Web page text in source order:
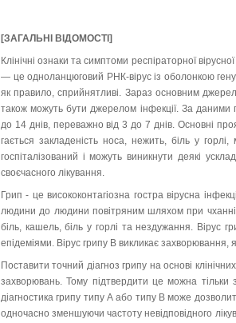
[ЗАГАЛЬНІ ВІДОМОСТІ]
Клінічні ознаки та симптоми респіраторної
— це одноланцюговий РНК-вірус із оболонкою ге­ну
як правило, сприйнятливі. Зараз основ­ним
також можуть бути дже­релом інфекції. За даними
до 14 днів, пе­ре­важно від 3 до 7 днів. Основні
гаєть­ся закладеність носа, нежить, біль у
госпіталізований і можуть виникнути деякі
своєчасного лікування.
Грип - це висококонтагіозна гостра вірусна
людини до людини повітряним шляхом при чханні
біль, кашель, біль у горлі та нездужання. Ві­рус
епідеміями. Вірус грипу B викли­кає захворювання,
Поставити точний діагноз грипу на основі
захворювань. Тому підтвердити це можна
діагностика грипу типу А або ти­пу В може
одночасно змен­шуючи частоту невідповідного